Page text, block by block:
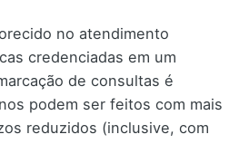
no atendimento
credenciadas em um
de consultas é
podem ser feitos com mais
reduzidos (inclusive, com